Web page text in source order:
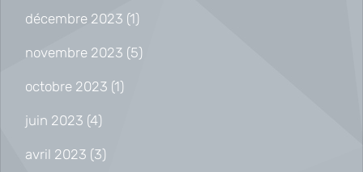
décembre 2023 (1)
novembre 2023 (5)
octobre 2023 (1)
juin 2023 (4)
avril 2023 (3)